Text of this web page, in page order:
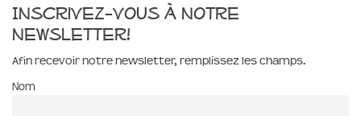
Inscrivez-vous à notre
newsletter!
Afin recevoir notre newsletter, remplissez les champs.
Nom